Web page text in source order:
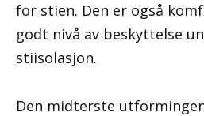
for stien. Den er også
godt nivå av beskyttelse
stiisolasjon.
Den midterste